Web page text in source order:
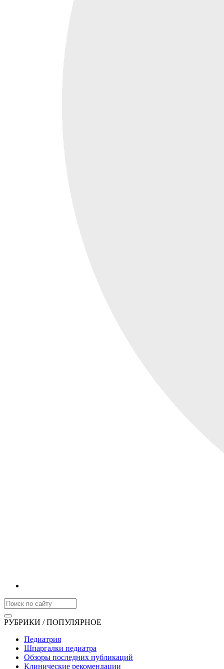
РУБРИКИ / ПОПУЛЯРНОЕ
Педиатрия
Шпаргалки педиатра
Обзоры последних публикаций
Клинические рекомендации